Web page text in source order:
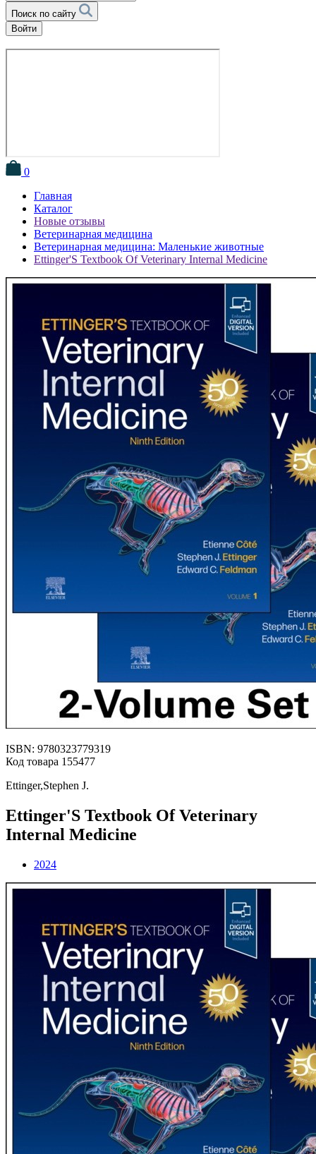
Поиск по сайту
Войти
0
Главная
Каталог
Новые отзывы
Ветеринарная медицина
Ветеринарная медицина: Маленькие животные
Ettinger'S Textbook Of Veterinary Internal Medicine
ISBN: 9780323779319
Код товара 155477
Ettinger,Stephen J.
Ettinger'S Textbook Of Veterinary
Internal Medicine
2024